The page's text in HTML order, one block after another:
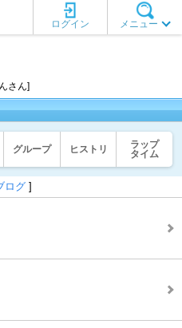
メニュー
ログイン
さん]
グループ ヒストリ
ラップ
タイム
ログ ]